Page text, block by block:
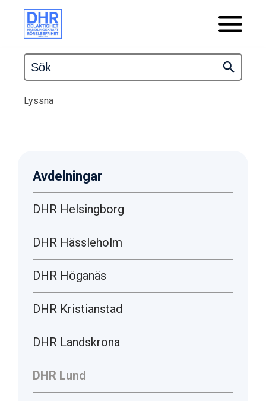
Lyssna
Avdelningar
DHR Helsingborg
DHR Hässleholm
DHR Höganäs
DHR Kristianstad
DHR Landskrona
DHR Lund